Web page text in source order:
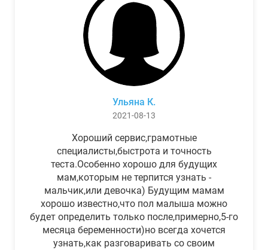
Ульяна К.
2021-08-13
Хороший сервис,грамотные
специалисты,быстрота и точность
теста.Особенно хорошо для будущих
мам,которым не терпится узнать -
мальчик,или девочка) Будущим мамам
хорошо известно,что пол малыша можно
будет определить только после,примерно,5-го
месяца беременности)но всегда хочется
узнать,как разговаривать со своим